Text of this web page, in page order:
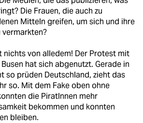
Die Frauen, die auch zu
Mitteln greifen, um sich und ihre
vermarkten?
nichts von alledem! Der Protest mit
hat sich abgenutzt. Gerade in
so prüden Deutschland, zieht das
so. Mit dem Fake oben ohne
die PiratInnen mehr
bekommen und konnten
bleiben.